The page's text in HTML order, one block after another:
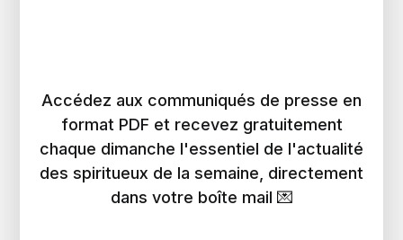
Accédez aux communiqués de presse en
format PDF et recevez gratuitement
chaque dimanche l'essentiel de l'actualité
des spiritueux de la semaine, directement
dans votre boîte mail 💌